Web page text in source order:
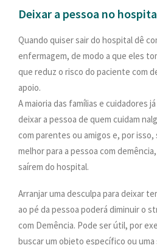
Deixar a pessoa no
Quando quiser sair do hospital dê
enfermagem, de modo a que eles
que reduz o risco do paciente com
apoio.
A maioria das famílias e cuidadores
deixar a pessoa de quem cuidam
com parentes ou amigos e, por
melhor para a pessoa com
saírem do hospital.
Arranjar uma desculpa para deixar
ao pé da pessoa poderá diminuir o
com Demência. Pode ser útil, por
buscar um objeto específico ou uma